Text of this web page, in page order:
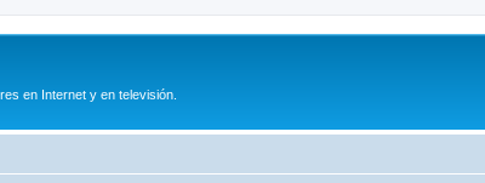
en Internet y en televisión.